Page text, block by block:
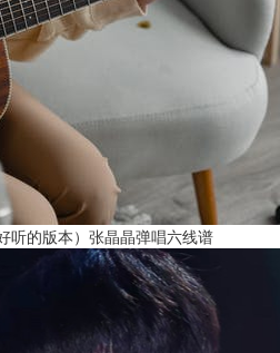
听的版本）张晶晶弹唱六线谱